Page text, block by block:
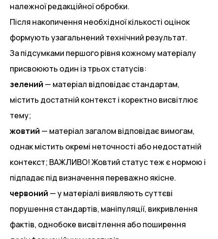
належної редакційної обробки.
Після накопичення необхідної кількості оцінок
формують узагальнений технічний результат.
За підсумками першого рівня кожному матеріалу
присвоюють один із трьох статусів:
зелений — матеріал відповідає стандартам,
містить достатній контекст і коректно висвітлює
тему;
жовтий — матеріал загалом відповідає вимогам,
однак містить окремі неточності або недостатній
контекст; ВАЖЛИВО! Жовтий статус теж є нормою і
підпадає під визначення переважно якісне.
червоний — у матеріалі виявляють суттєві
порушення стандартів, маніпуляції, викривлення
фактів, однобоке висвітлення або поширення